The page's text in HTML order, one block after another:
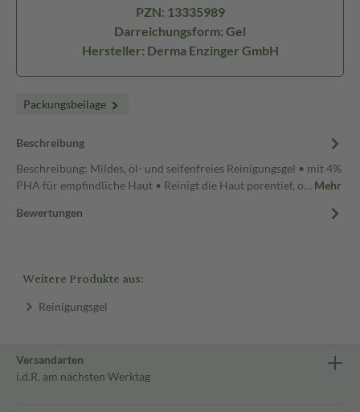
PZN: 13335989
Darreichungsform: Gel
Hersteller: Derma Enzinger GmbH
Packungsbeilage
Beschreibung
Beschreibung: Mildes, öl- und seifenfreies Reinigungsgel • mit 4%
PHA für empfindliche Haut • Reinigt die Haut porentief, o… Mehr
Bewertungen
Weitere Produkte aus:
Reinigungsgel
Versandarten
i.d.R. am nächsten Werktag